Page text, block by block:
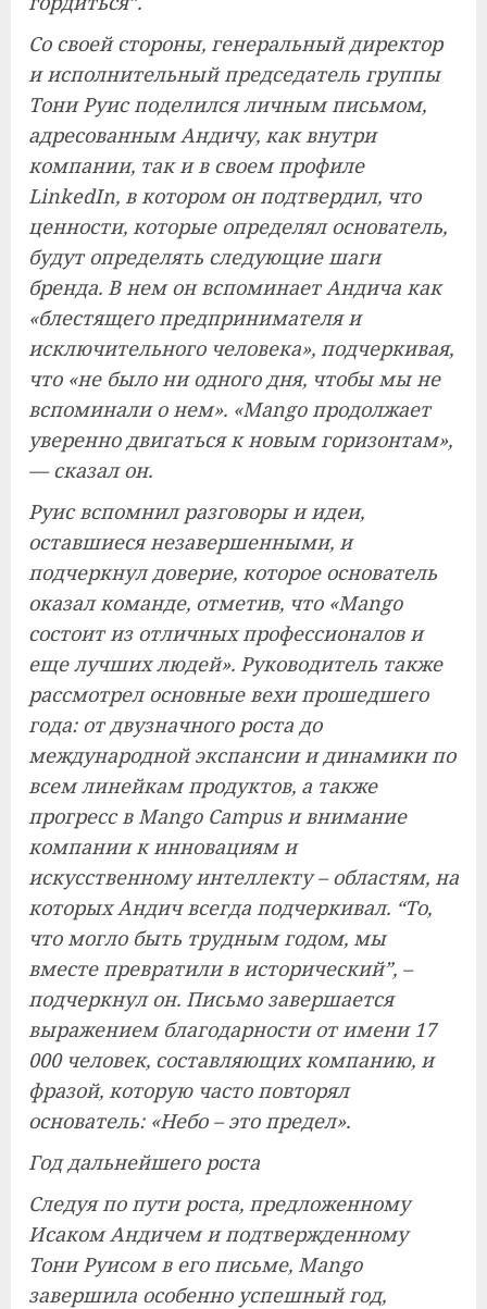
Со своей стороны, генеральный директор
и исполнительный председатель группы
Тони Руис поделился личным письмом,
адресованным Андичу, как внутри
компании, так и в своем профиле
LinkedIn, в котором он подтвердил, что
ценности, которые определял основатель,
будут определять следующие шаги
бренда. В нем он вспоминает Андича как
«блестящего предпринимателя и
исключительного человека», подчеркивая,
что «не было ни одного дня, чтобы мы не
вспоминали о нем». «Mango продолжает
уверенно двигаться к новым горизонтам»,
— сказал он.
Руис вспомнил разговоры и идеи,
оставшиеся незавершенными, и
подчеркнул доверие, которое основатель
оказал команде, отметив, что «Mango
состоит из отличных профессионалов и
еще лучших людей». Руководитель также
рассмотрел основные вехи прошедшего
года: от двузначного роста до
международной экспансии и динамики по
всем линейкам продуктов, а также
прогресс в Mango Campus и внимание
компании к инновациям и
искусственному интеллекту – областям, на
которых Андич всегда подчеркивал. “То,
что могло быть трудным годом, мы
вместе превратили в исторический”, –
подчеркнул он. Письмо завершается
выражением благодарности от имени 17
000 человек, составляющих компанию, и
фразой, которую часто повторял
основатель: «Небо – это предел».
Год дальнейшего роста
Следуя по пути роста, предложенному
Исаком Андичем и подтвержденному
Тони Руисом в его письме, Mango
завершила особенно успешный год,